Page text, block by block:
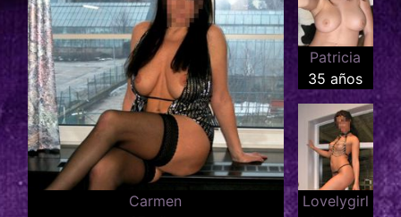
Carmen
Patricia
35 años
Lovelygirl